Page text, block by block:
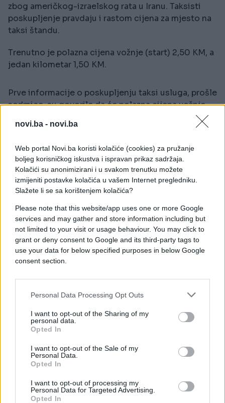
novi.ba - novi.ba
Web portal Novi.ba koristi kolačiće (cookies) za pružanje
boljeg korisničkog iskustva i ispravan prikaz sadržaja.
Kolačići su anonimizirani i u svakom trenutku možete
izmijeniti postavke kolačića u vašem Internet pregledniku.
Slažete li se sa korištenjem kolačića?
Please note that this website/app uses one or more Google
services and may gather and store information including but
not limited to your visit or usage behaviour. You may click to
grant or deny consent to Google and its third-party tags to
use your data for below specified purposes in below Google
consent section.
Personal Data Processing Opt Outs
I want to opt-out of the Sharing of my
personal data.
Opted In
I want to opt-out of the Sale of my
Personal Data.
Opted In
I want to opt-out of processing my
Personal Data for Targeted Advertising.
Opted In
zbog američkog-izraelskog rata u Iranu. Taksisti
poskupljenje pravdaju i rastom cijena za mjesto na
taksi štandu.
Trenutno je polazna cijena vožnje (start) 2,50 KM, a
jedan kilometar 1,50 KM.
Prve informacije o poskupljenju taksi usluga, prošle
sedmice, su govorile da će polazna cijena vožnje
#taksi #Taksi prijevoz
#sarajevo #cijene